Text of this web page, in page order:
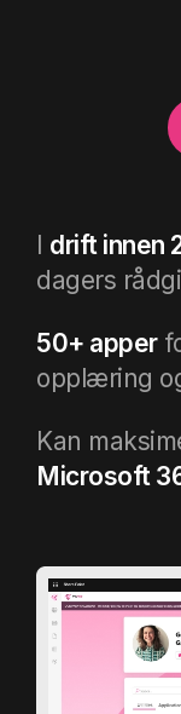
I drift innen
dagers
50+ apper
opplæring
Kan
Microsoft